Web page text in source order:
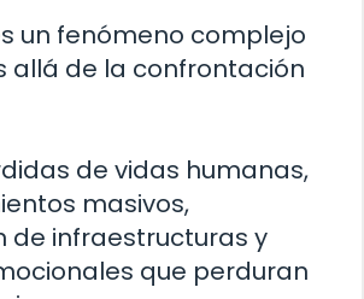
un fenómeno complejo
allá de la confrontación
de vidas humanas,
masivos,
de infraestructuras y
que perduran